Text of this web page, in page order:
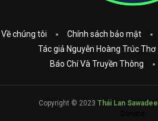
Về chúng tôi Chính sách bảo mật
Tác giả Nguyễn Hoàng Trúc Thơ
Báo Chí Và Truyền Thông
Copyright © 2023 Thái Lan Sawadee